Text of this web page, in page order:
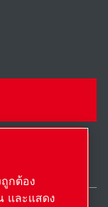
กต้อง
และแสดง